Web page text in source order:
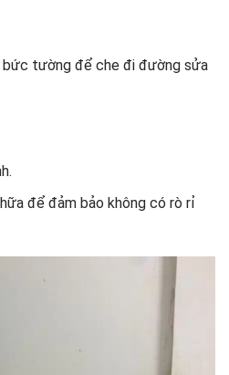
bức tường để che đi đường sửa
để đảm bảo không có rò rỉ